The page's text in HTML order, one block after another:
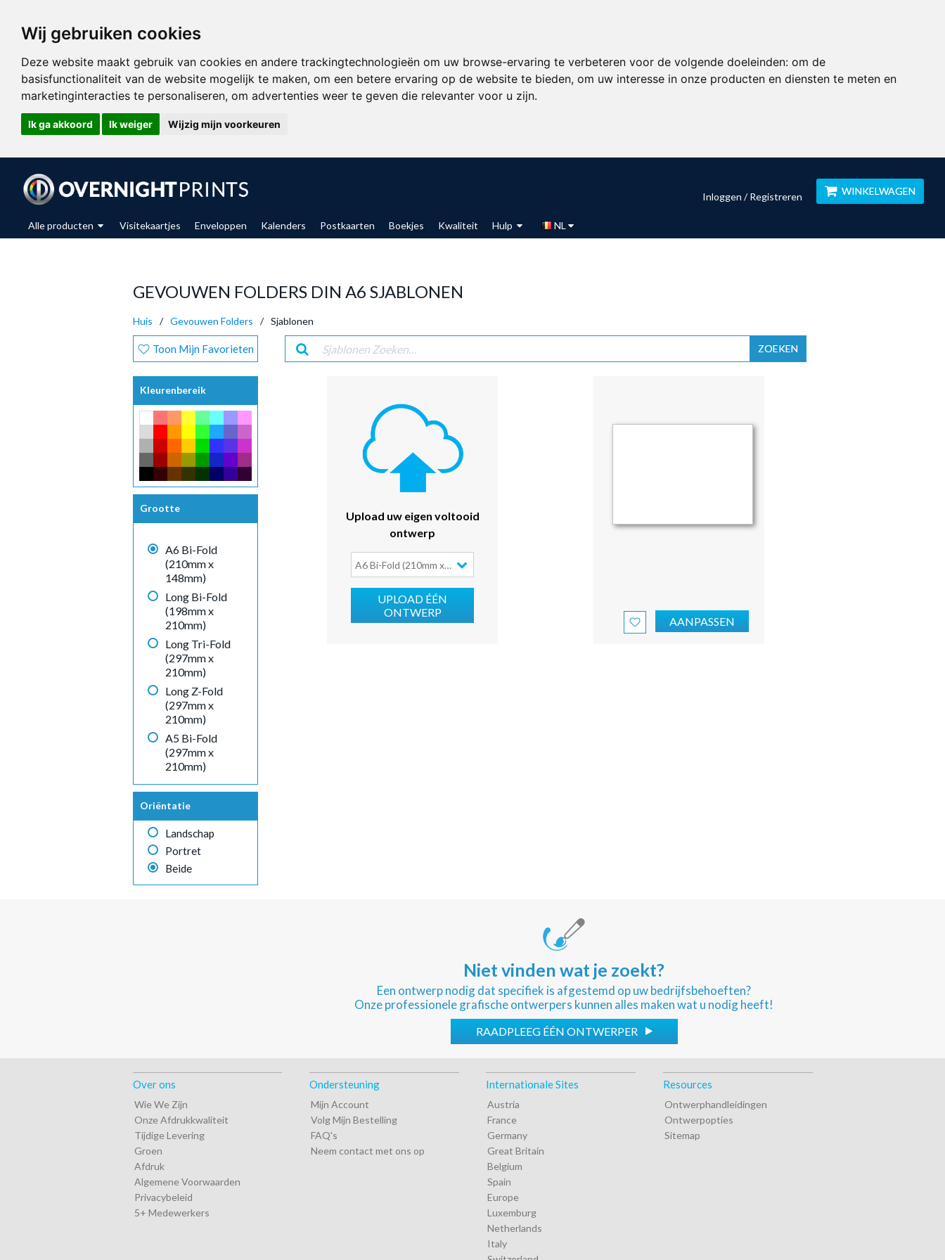
Wij gebruiken cookies
Deze website maakt gebruik van cookies en andere trackingtechnologieën om uw browse-ervaring te verbeteren voor de volgende doeleinden: om de
basisfunctionaliteit van de website mogelijk te maken, om een betere ervaring op de website te bieden, om uw interesse in onze producten en diensten te meten en
marketinginteracties te personaliseren, om advertenties weer te geven die relevanter voor u zijn.
Ik ga akkoord Ik weiger Wijzig mijn voorkeuren
Alle producten Visitekaartjes Enveloppen Kalenders Postkaarten Boekjes Kwaliteit Hulp NL
Inloggen / Registreren WINKELWAGEN
GEVOUWEN FOLDERS DIN A6 SJABLONEN
Huis Gevouwen Folders Sjablonen
Toon Mijn Favorieten
Kleurenbereik
Grootte
A6 Bi-Fold
(210mm x
148mm)
Long Bi-Fold
(198mm x
210mm)
Long Tri-Fold
(297mm x
210mm)
Long Z-Fold
(297mm x
210mm)
A5 Bi-Fold
(297mm x
210mm)
Oriëntatie
Landschap
Portret
Beide
ZOEKEN
Upload uw eigen voltooid
ontwerp
A6 Bi-Fold (210mm x 148mm)
UPLOAD ÉÉN
ONTWERP
AANPASSEN
Niet vinden wat je zoekt?
Een ontwerp nodig dat specifiek is afgestemd op uw bedrijfsbehoeften?
Onze professionele grafische ontwerpers kunnen alles maken wat u nodig heeft!
RAADPLEEG ÉÉN ONTWERPER
Over ons
Wie We Zijn
Onze Afdrukkwaliteit
Tijdige Levering
Groen
Afdruk
Algemene Voorwaarden
Privacybeleid
5+ Medewerkers
Ondersteuning
Mijn Account
Volg Mijn Bestelling
FAQ's
Neem contact met ons op
Internationale Sites
Austria
France
Germany
Great Britain
Belgium
Spain
Europe
Luxemburg
Netherlands
Italy
Resources
Ontwerphandleidingen
Ontwerpopties
Sitemap